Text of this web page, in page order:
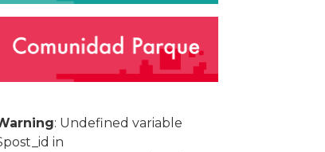
: Undefined variable
in